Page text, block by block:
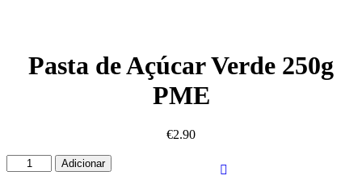
Pasta de Açúcar Verde 250g
PME
€2.90
Quantidade
de
Adicionar